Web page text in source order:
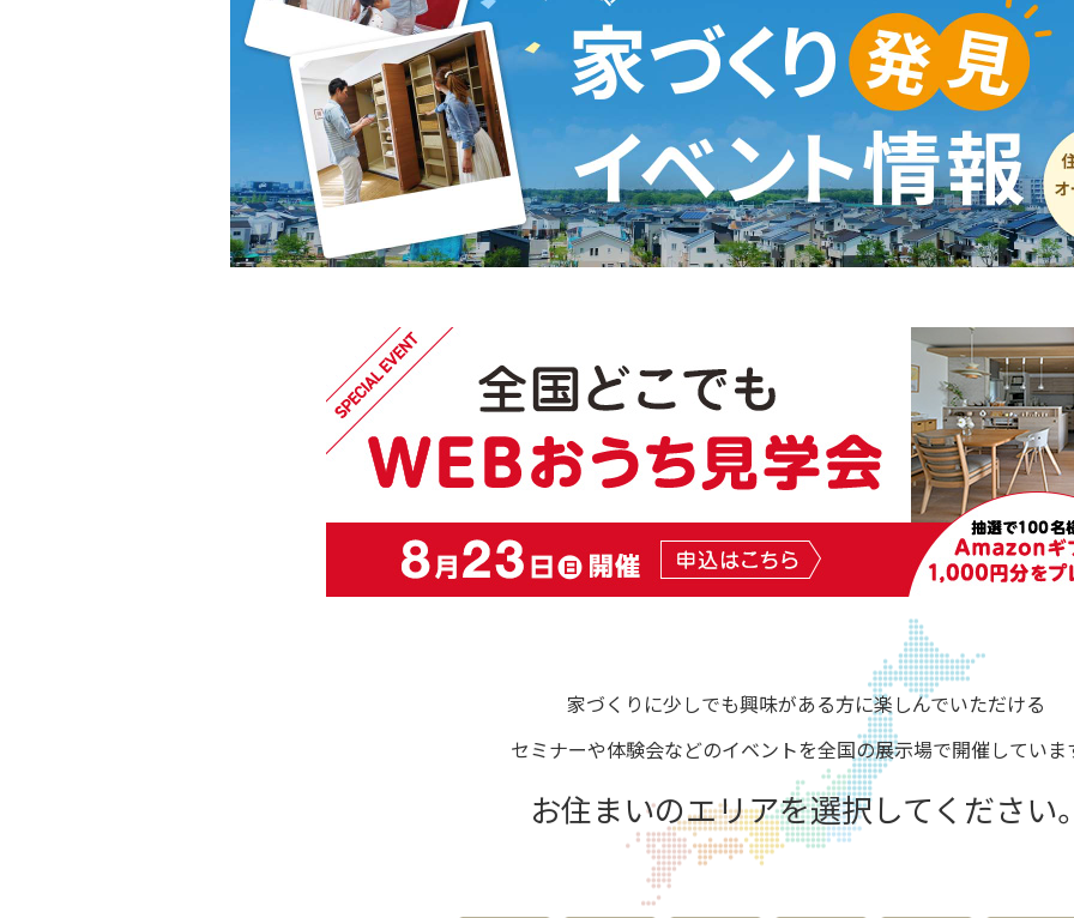
家づくりに少しでも興味がある方に楽しんでいただける
セミナーや体験会などのイベントを全国の展示場で開催していま
お住まいのエリアを選択してください